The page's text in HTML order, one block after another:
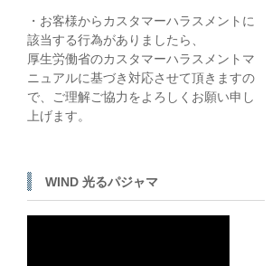
・お客様からカスタマーハラスメントに
該当する行為がありましたら、
厚生労働省のカスタマーハラスメントマ
ニュアルに基づき対応させて頂きますの
で、ご理解ご協力をよろしくお願い申し
上げます。
WIND 光るパジャマ